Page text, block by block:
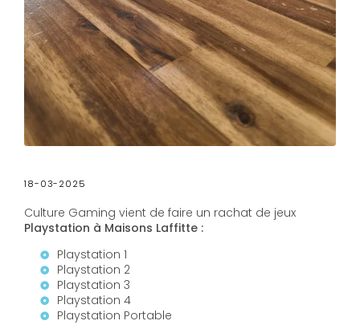
18-03-2025
Culture Gaming vient de faire un rachat de jeux
Playstation à Maisons Laffitte :
Playstation 1
Playstation 2
Playstation 3
Playstation 4
Playstation Portable